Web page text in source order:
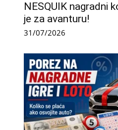
NESQUIK nagradni
je za avanturu!
31/07/2026